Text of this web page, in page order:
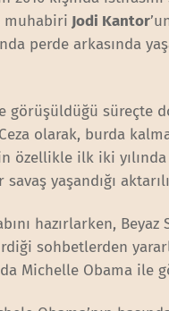
muhabiri Jodi Kantor
perde arkasında
görüşüldüğü süreçte
olarak, burda
özellikle ilk iki
yaşandığı
hazırlarken,
sohbetlerden
Michelle Obama ile